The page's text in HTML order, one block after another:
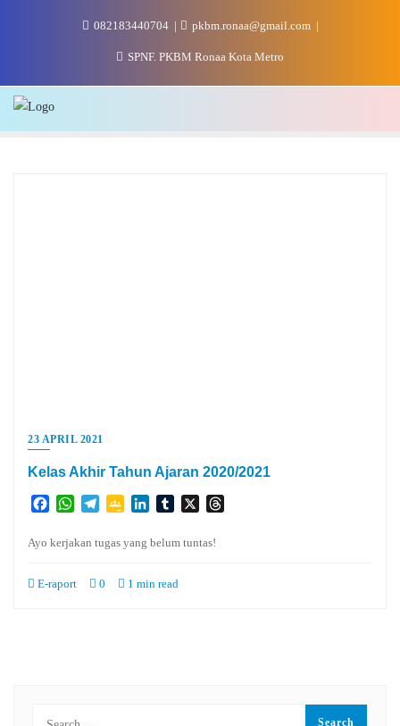
082183440704 pkbm.ronaa@gmail.com
SPNF. PKBM Ronaa Kota Metro
23 APRIL 2021
Kelas Akhir Tahun Ajaran 2020/2021
FacebookWhatsApp
TelegramGoogleLinkedInTumblr
X
Ayo kerjakan tugas yang belum tuntas!
E-raport 0 1 min read